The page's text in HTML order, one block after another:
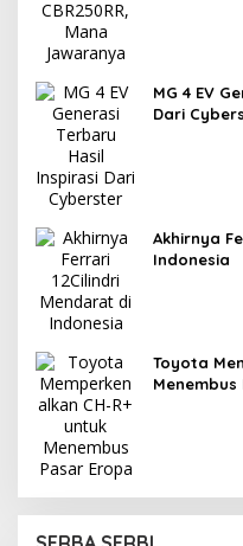
MG 4 EV
Dari
Akhirnya
Indonesia
Toyota